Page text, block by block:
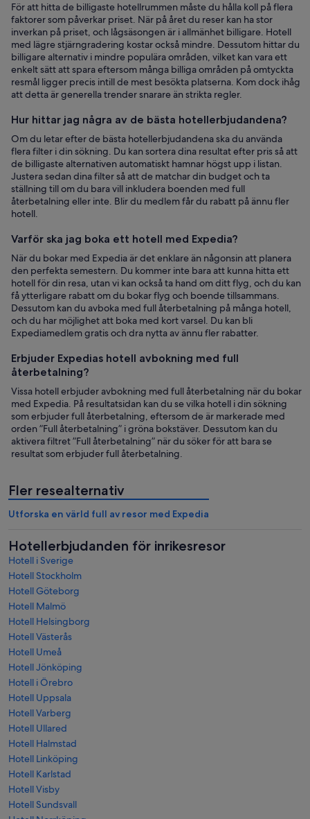
För att hitta de billigaste hotellrummen måste du hålla koll på flera
faktorer som påverkar priset. När på året du reser kan ha stor
inverkan på priset, och lågsäsongen är i allmänhet billigare. Hotell
med lägre stjärngradering kostar också mindre. Dessutom hittar du
billigare alternativ i mindre populära områden, vilket kan vara ett
enkelt sätt att spara eftersom många billiga områden på omtyckta
resmål ligger precis intill de mest besökta platserna. Kom dock ihåg
att detta är generella trender snarare än strikta regler.
Hur hittar jag några av de bästa hotellerbjudandena?
Om du letar efter de bästa hotellerbjudandena ska du använda
flera filter i din sökning. Du kan sortera dina resultat efter pris så att
de billigaste alternativen automatiskt hamnar högst upp i listan.
Justera sedan dina filter så att de matchar din budget och ta
ställning till om du bara vill inkludera boenden med full
återbetalning eller inte. Blir du medlem får du rabatt på ännu fler
hotell.
Varför ska jag boka ett hotell med Expedia?
När du bokar med Expedia är det enklare än någonsin att planera
den perfekta semestern. Du kommer inte bara att kunna hitta ett
hotell för din resa, utan vi kan också ta hand om ditt flyg, och du kan
få ytterligare rabatt om du bokar flyg och boende tillsammans.
Dessutom kan du avboka med full återbetalning på många hotell,
och du har möjlighet att boka med kort varsel. Du kan bli
Expediamedlem gratis och dra nytta av ännu fler rabatter.
Erbjuder Expedias hotell avbokning med full
återbetalning?
Vissa hotell erbjuder avbokning med full återbetalning när du bokar
med Expedia. På resultatsidan kan du se vilka hotell i din sökning
som erbjuder full återbetalning, eftersom de är markerade med
orden ”Full återbetalning” i gröna bokstäver. Dessutom kan du
aktivera filtret ”Full återbetalning” när du söker för att bara se
resultat som erbjuder full återbetalning.
Fler resealternativ
Utforska en värld full av resor med Expedia
Hotellerbjudanden för inrikesresor
Hotell i Sverige
Hotell Stockholm
Hotell Göteborg
Hotell Malmö
Hotell Helsingborg
Hotell Västerås
Hotell Umeå
Hotell Jönköping
Hotell i Örebro
Hotell Uppsala
Hotell Varberg
Hotell Ullared
Hotell Halmstad
Hotell Linköping
Hotell Karlstad
Hotell Visby
Hotell Sundsvall